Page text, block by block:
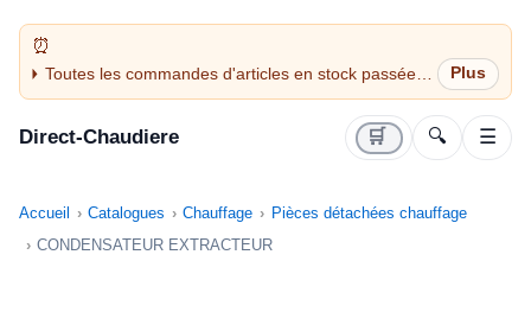
Toutes les commandes d'articles en stock passées
avant 14H sont expédiées le jour même (jours
Direct-Chaudiere 🛒 🔍 ☰
Accueil Catalogues Chauffage
Pièces détachées chauffage
CONDENSATEUR EXTRACTEUR